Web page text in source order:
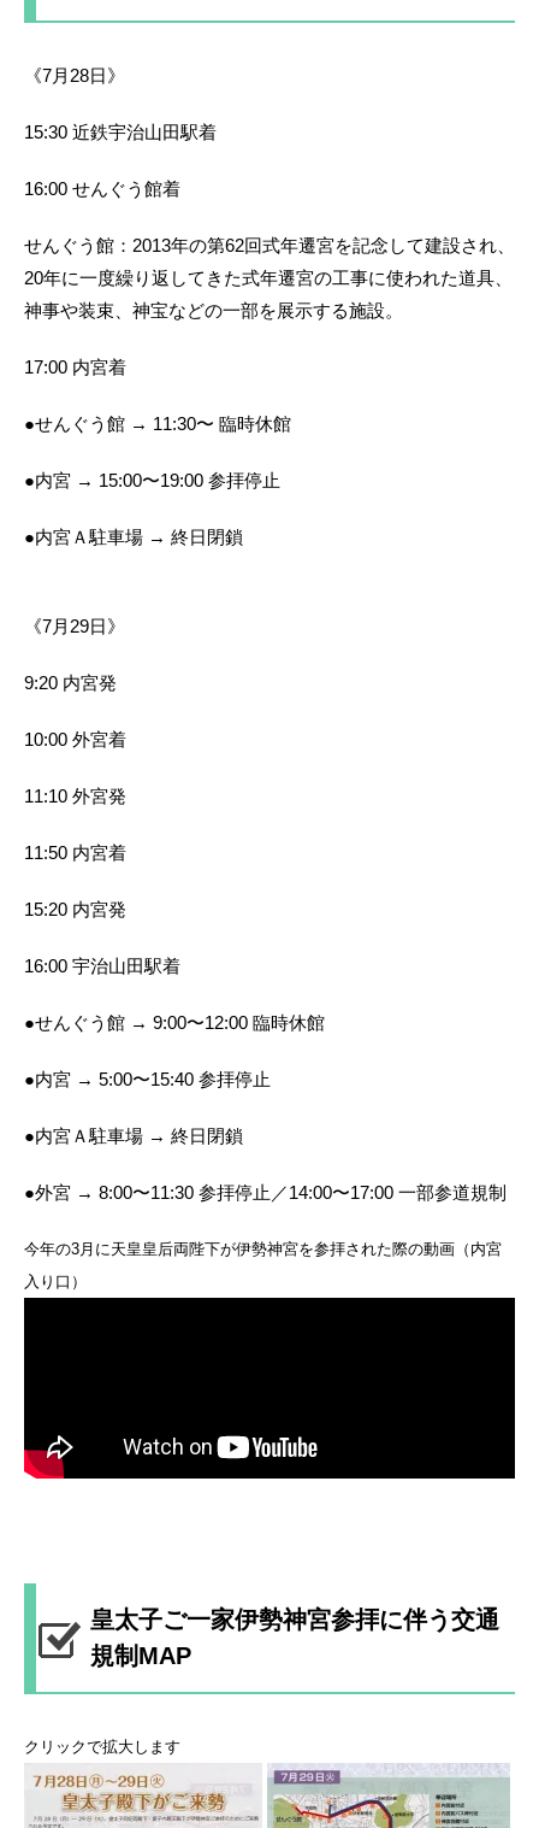
《7月28日》
15:30 近鉄宇治山田駅着
16:00 せんぐう館着
せんぐう館：2013年の第62回式年遷宮を記念して建設され、
20年に一度繰り返してきた式年遷宮の工事に使われた道具、
神事や装束、神宝などの一部を展示する施設。
17:00 内宮着
●せんぐう館 → 11:30〜 臨時休館
●内宮 → 15:00〜19:00 参拝停止
●内宮Ａ駐車場 → 終日閉鎖
《7月29日》
9:20 内宮発
10:00 外宮着
11:10 外宮発
11:50 内宮着
15:20 内宮発
16:00 宇治山田駅着
●せんぐう館 → 9:00〜12:00 臨時休館
●内宮 → 5:00〜15:40 参拝停止
●内宮Ａ駐車場 → 終日閉鎖
●外宮 → 8:00〜11:30 参拝停止／14:00〜17:00 一部参道規制
今年の3月に天皇皇后両陛下が伊勢神宮を参拝された際の動画（内宮
入り口）
皇太子ご一家伊勢神宮参拝に伴う交通
規制MAP
クリックで拡大します